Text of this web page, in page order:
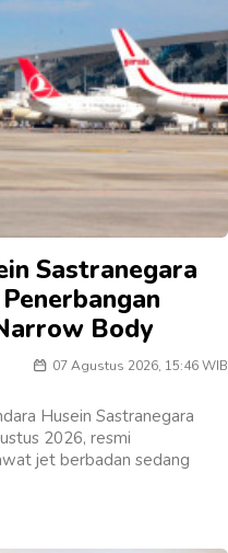
Sastranegara
Body
07 Agustus 2026, 15:46 WIB
Husein Sastranegara
2026, resmi
jet berbadan sedang